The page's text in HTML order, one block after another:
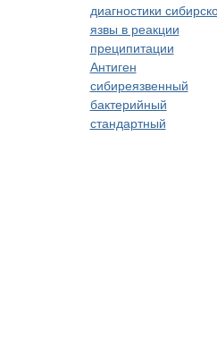
диагностики
язвы в реакции
преципитации
Антиген
сибиреязвенный
бактерийный
стандартный